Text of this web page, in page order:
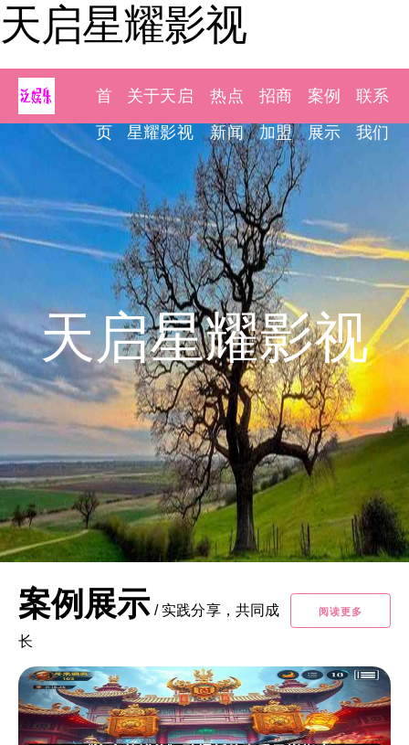
天启星耀影视
首
页
关于天启
星耀影视
热点
新闻
招商
加盟
案例
展示
联系
我们
天启星耀影视
案例展示 / 实践分享，共同成
长
阅读更多